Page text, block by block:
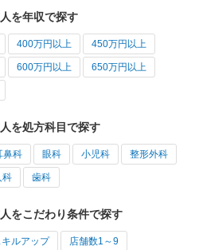
を年収で探す
400万円以上 450万円以上
600万円以上 650万円以上
を処方科目で探す
鼻科 眼科 小児科 整形外科
科 歯科
をこだわり条件で探す
キルアップ 店舗数1～9